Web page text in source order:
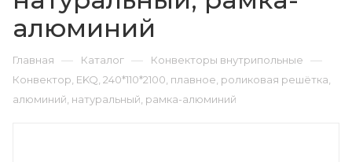
алюминий
Главная — Каталог — Конвекторы внутрипольные —
Конвектор, EKQ, 240*110*2100, плавное, роликовая решётка,
алюминий, натуральный, рамка-алюминий